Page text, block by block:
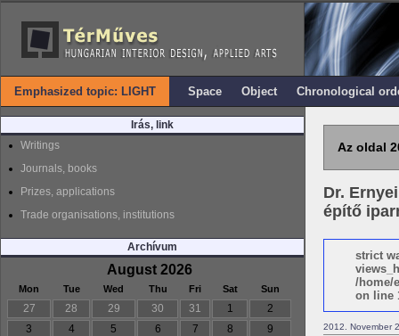
Emphasized topic: LIGHT Space Object Chronological
Irás, link
Writings
Journals, books
Prizes, applications
Trade organisations, institutions
Archívum
August 2026
Mon Tue Wed Thu Fri Sat Sun
27 28 29 30 31 1
2
3
4 5 6 7 8
9
Az oldal
Dr.
építő
strict
/home/
on line
2012. November